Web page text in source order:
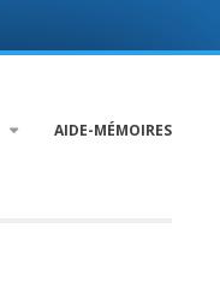
AIDE-MÉMOIRES